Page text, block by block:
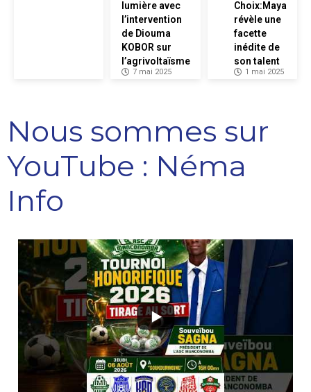
lumière avec
l’intervention
de Diouma
KOBOR sur
l’agrivoltaïsme
7 mai 2025
Choix:Maya
révèle une
facette
inédite de
son talent
1 mai 2025
Nous sommes sur
YouTube : Néma
Info